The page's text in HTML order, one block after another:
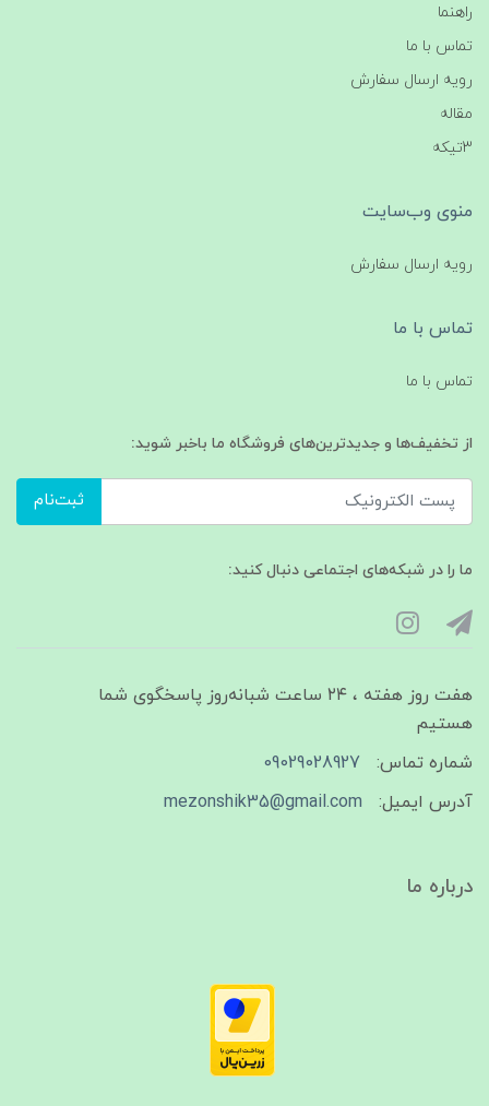
راهنما
تماس با ما
رویه ارسال سفارش
مقاله
3تیکه
منوی وب‌سایت
رویه ارسال سفارش
تماس با ما
تماس با ما
از تخفیف‌ها و جدیدترین‌های فروشگاه ما باخبر شوید:
ثبت‌نام
ما را در شبکه‌های اجتماعی دنبال کنید:
هفت روز هفته ، ۲۴ ساعت شبانه‌روز پاسخگوی شما
هستیم
شماره تماس:
09029028927
آدرس ایمیل:
mezonshik35@gmail.com
درباره ما